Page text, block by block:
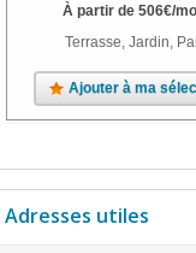
À partir de 506€/
Terrasse, Jardin,
Ajouter à ma
Adresses utiles